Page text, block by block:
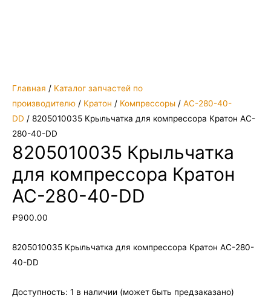
Главная / Каталог запчастей по
производителю / Кратон / Компрессоры / AC-280-40-
DD / 8205010035 Крыльчатка для компрессора Кратон AC-
280-40-DD
8205010035 Крыльчатка
для компрессора Кратон
AC-280-40-DD
₽900.00
8205010035 Крыльчатка для компрессора Кратон AC-280-
40-DD
Доступность: 1 в наличии (может быть предзаказано)